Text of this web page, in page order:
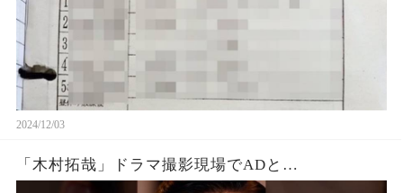
2024/12/03
「木村拓哉」ドラマ撮影現場でADと…